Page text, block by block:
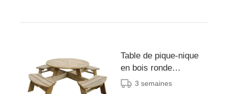
Table de pique-nique
en bois ronde
Rowlinson 2000mm
3 semaines